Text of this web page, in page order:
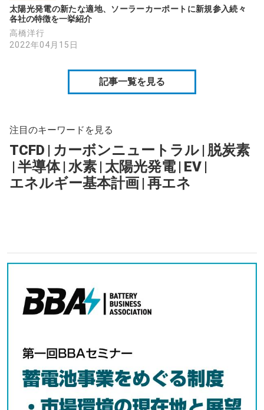
太陽光発電の新たな適地、ソーラーカーポートに新規参入続々
各社の特徴を一挙紹介
高橋洋行
2022年04月15日
記事一覧を見る
注目のキーワードを見る
TCFD | カーボンニュートラル | 脱炭素
|半導体 |水素 | 太陽光発電 | EV |
エネルギー基本計画 |再エネ